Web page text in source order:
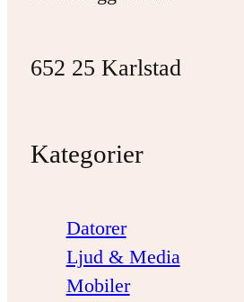
652 25 Karlstad
Kategorier
Datorer
Ljud & Media
Mobiler